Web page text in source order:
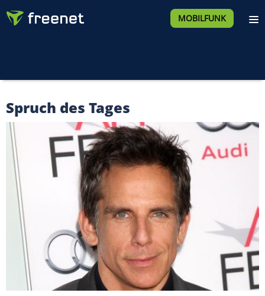
MOBILFUNK
Spruch des Tages